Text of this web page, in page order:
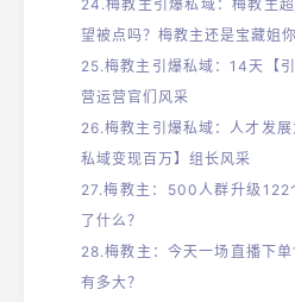
24 .梅教主引爆私域：梅教主
望被点吗？梅教主还是宝藏姐你
25.梅教主引爆私域：14天【
营运营官们风采
26.梅教主引爆私域：人才发
私域变现百万】组长风采
27.梅教主：500人群升级122
了什么？
28.梅教主：今天一场直播下
有多大？